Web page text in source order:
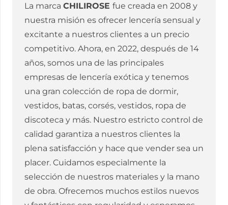
La marca CHILIROSE fue creada en 2008 y
nuestra misión es ofrecer lencería sensual y
excitante a nuestros clientes a un precio
competitivo. Ahora, en 2022, después de 14
años, somos una de las principales
empresas de lencería exótica y tenemos
una gran colección de ropa de dormir,
vestidos, batas, corsés, vestidos, ropa de
discoteca y más. Nuestro estricto control de
calidad garantiza a nuestros clientes la
plena satisfacción y hace que vender sea un
placer. Cuidamos especialmente la
selección de nuestros materiales y la mano
de obra. Ofrecemos muchos estilos nuevos